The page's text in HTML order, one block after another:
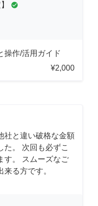
check_circle
操作/活用ガイド
¥2,000
社と違い破格な金額
た。 次回も必ずこ
す。 スムーズなご
る方です。